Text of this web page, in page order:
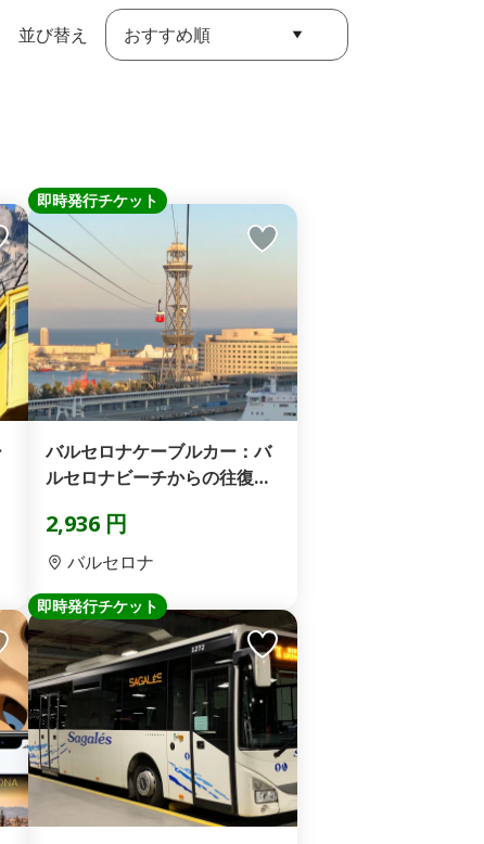
並び替え おすすめ順
即時発行チケット
バルセロナケーブルカー：バ
ルセロナビーチからの往復旅
2,936 円
バルセロナ
即時発行チケット